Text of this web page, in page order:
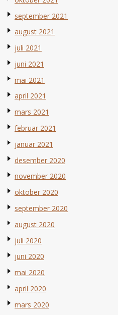
september 2021
august 2021
juli 2021
juni 2021
mai 2021
april 2021
mars 2021
februar 2021
januar 2021
desember 2020
november 2020
oktober 2020
september 2020
august 2020
juli 2020
juni 2020
mai 2020
april 2020
mars 2020